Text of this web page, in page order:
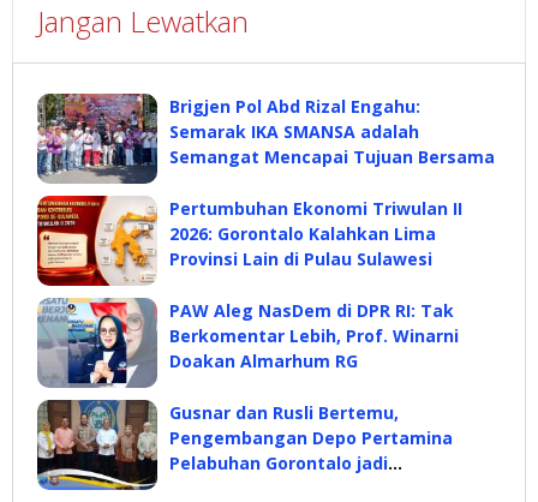
Jangan Lewatkan
Brigjen Pol Abd Rizal Engahu:
Semarak IKA SMANSA adalah
Semangat Mencapai Tujuan Bersama
Pertumbuhan Ekonomi Triwulan II
2026: Gorontalo Kalahkan Lima
Provinsi Lain di Pulau Sulawesi
PAW Aleg NasDem di DPR RI: Tak
Berkomentar Lebih, Prof. Winarni
Doakan Almarhum RG
Gusnar dan Rusli Bertemu,
Pengembangan Depo Pertamina
Pelabuhan Gorontalo jadi